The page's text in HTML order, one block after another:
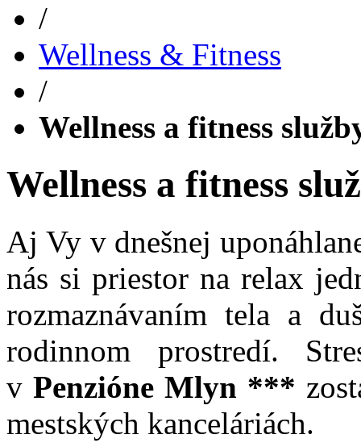
/
Wellness & Fitness
/
Wellness a fitness
Wellness a fitness
Aj Vy v dnešnej
nás si priestor na relax
rozmaznávaním tela a
rodinnom prostredí.
v Penzióne Mlyn ***
mestských kanceláriách.